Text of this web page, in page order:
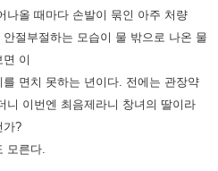
나올 때마다 손발이 묶인 아주 처량
절부절하는 모습이 물 밖으로 나온 물
이
면치 못하는 년이다. 전에는 관장약
니 이번엔 최음제라니 창녀의 딸이라
가?
모른다.